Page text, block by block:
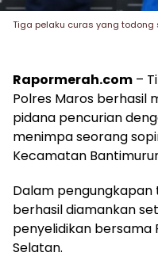
Tiga pelaku curas yang
Rapormerah.com –
Polres Maros berhasil
pidana pencurian
menimpa seorang
Kecamatan
Dalam
berhasil diamankan
penyelidikan bersama
Selatan.